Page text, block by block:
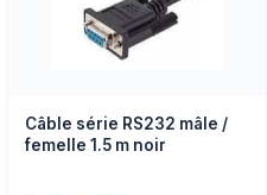
Câble série RS232 mâle /
femelle 1.5 m noir